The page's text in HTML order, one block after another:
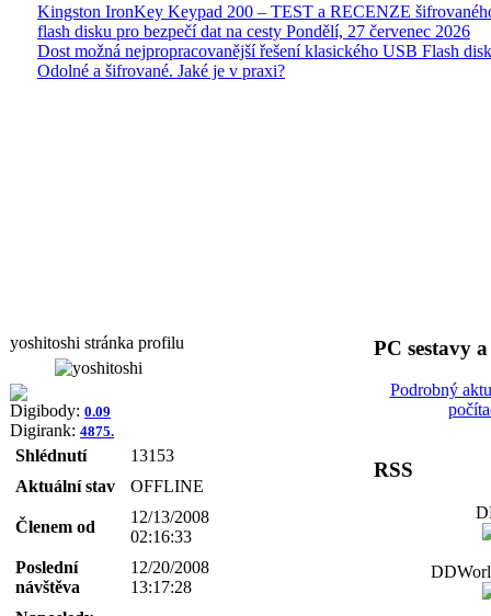
Kingston IronKey Keypad 200 – TEST a RECENZE
flash disku pro bezpečí dat na cesty Pondělí, 27 červenec 2026
Dost možná nejpropracovanější řešení klasického USB Flash
Odolné a šifrované. Jaké je v praxi?
yoshitoshi stránka profilu
Digibody: 0.09
Digirank: 4875.
Shlédnutí
13153
Aktuální stav
OFFLINE
Členem od
12/13/2008
02:16:33
Poslední
návštěva
12/20/2008
13:17:28
PC sestavy
Podrobný
RSS